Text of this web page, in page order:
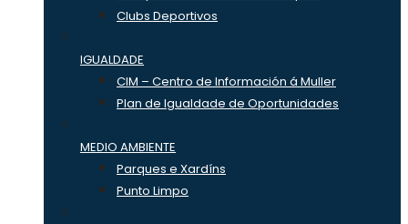
Clubs Deportivos
IGUALDADE
CIM – Centro de Información á Muller
Plan de Igualdade de Oportunidades
MEDIO AMBIENTE
Parques e Xardíns
Punto Limpo